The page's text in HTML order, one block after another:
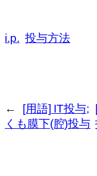
i.p. 投与方法
←
[用語] IT投与;
くも膜下(腔)投与